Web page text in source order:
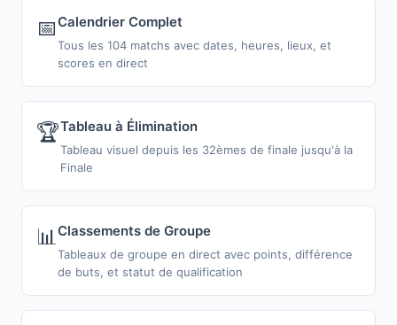
📅Calendrier Complet
Tous les 104 matchs avec dates, heures, lieux, et
scores en direct
🏆Tableau à Élimination
Tableau visuel depuis les 32èmes de finale jusqu'à la
Finale
📊Classements de Groupe
Tableaux de groupe en direct avec points, différence
de buts, et statut de qualification